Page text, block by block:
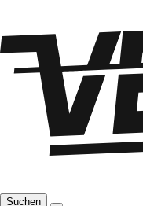
Suchen